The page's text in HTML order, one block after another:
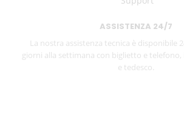
ASSISTENZA 24/7
La nostra assistenza tecnica è disponibile
giorni alla settimana con biglietto e telefono,
e tedesco.